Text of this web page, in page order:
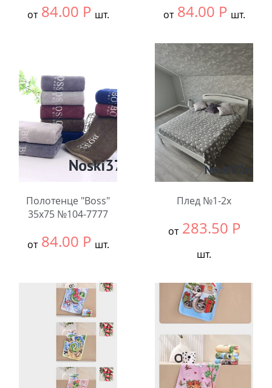
от 84.00 Р шт.
Количество:
от 84.00 Р шт.
В упаковке:
10
шт.
Количество:
Полотенце "Boss"
35х75 №104-7777
от 84.00 Р шт.
В упаковке:
10
Количество:
Плед №1-2х
от 283.50 Р
шт.
В упаковке:
Количество: